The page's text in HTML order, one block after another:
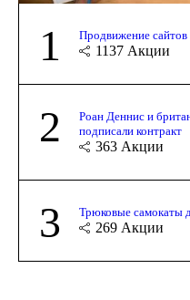
1 Продвижение
1137 Акции
2
Роан Деннис и
подписали контракт
363 Акции
3 Трюковые самокаты
269 Акции